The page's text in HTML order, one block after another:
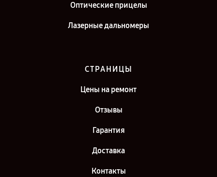
Оптические прицелы
Лазерные дальномеры
СТРАНИЦЫ
Цены на ремонт
Отзывы
Гарантия
Доставка
Контакты